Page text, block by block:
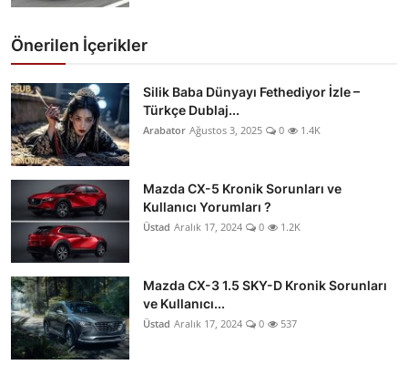
Önerilen İçerikler
Silik Baba Dünyayı Fethediyor İzle –
Türkçe Dublaj...
Arabator Ağustos 3, 2025 0 1.4K
Mazda CX-5 Kronik Sorunları ve
Kullanıcı Yorumları ?
Üstad Aralık 17, 2024 0 1.2K
Mazda CX-3 1.5 SKY-D Kronik Sorunları
ve Kullanıcı...
Üstad Aralık 17, 2024 0 537